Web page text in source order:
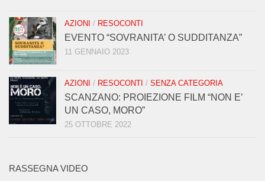
AZIONI / RESOCONTI
EVENTO “SOVRANITA’ O SUDDITANZA”
11 GENNAIO 2023
AZIONI / RESOCONTI / SENZA CATEGORIA
SCANZANO: PROIEZIONE FILM “NON E’
UN CASO, MORO”
25 OTTOBRE 2022
RASSEGNA VIDEO